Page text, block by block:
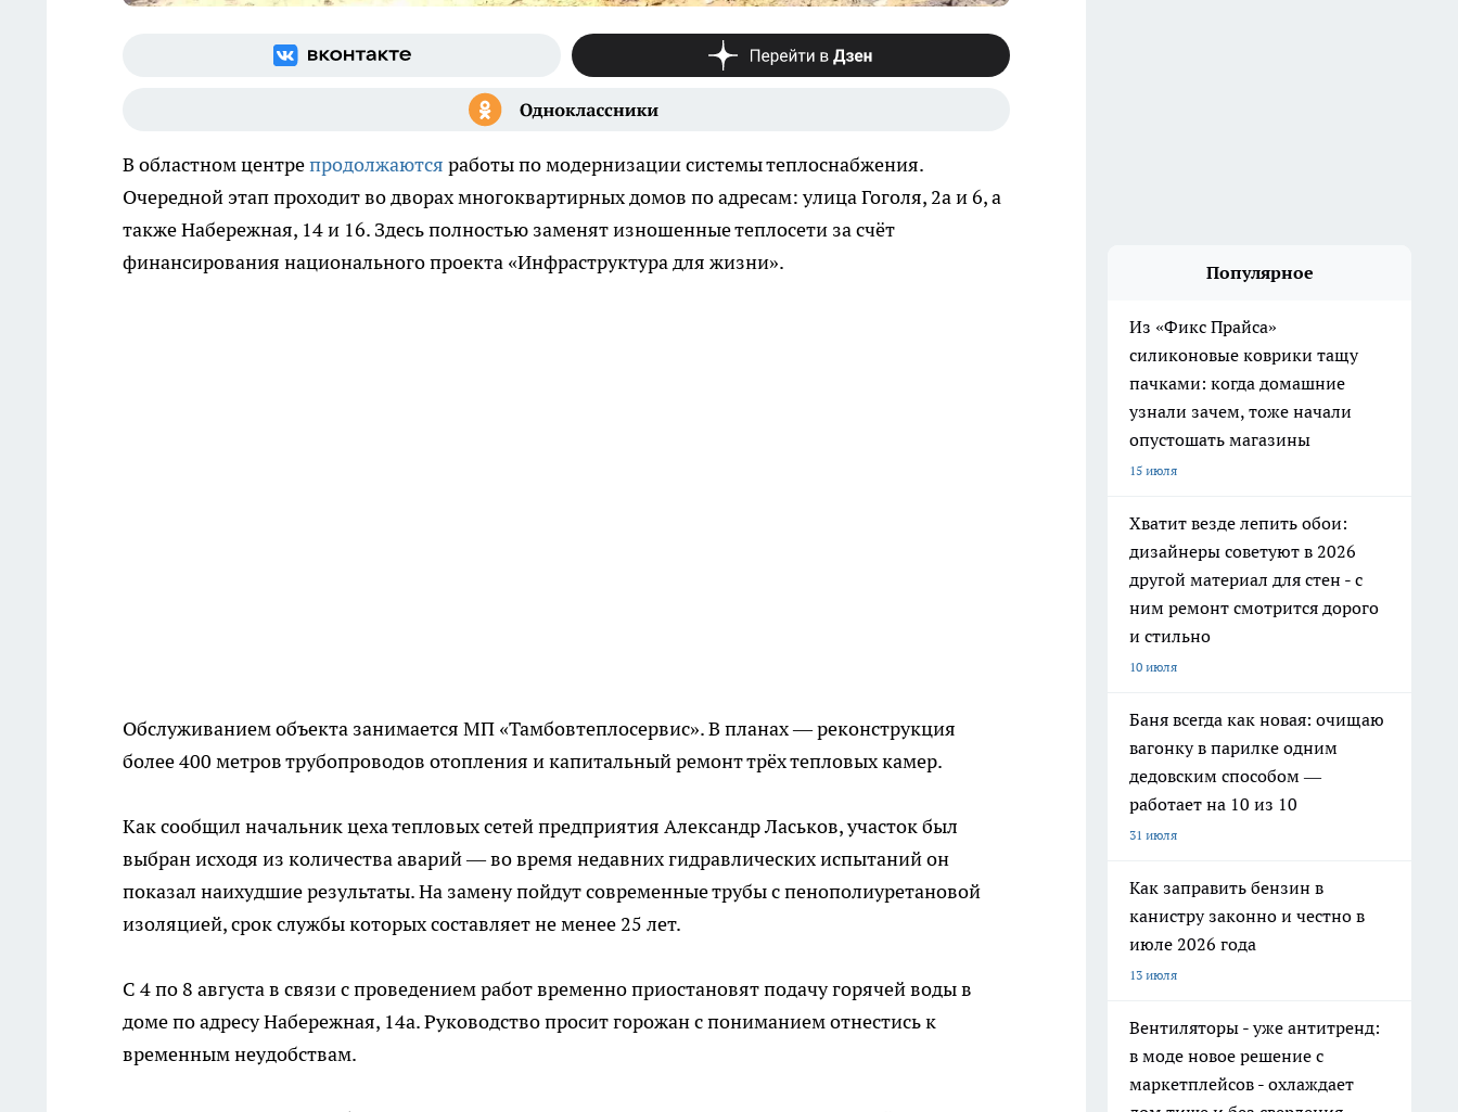
В областном центрепродолжаются работы по модернизации системы теплоснабжения.
Очередной этап проходит во дворах многоквартирных домов по адресам: улица Гоголя, 2а и 6, а
также Набережная, 14 и 16. Здесь полностью заменят изношенные теплосети за счёт
финансирования национального проекта «Инфраструктура для жизни».
Обслуживанием объекта занимается МП «Тамбовтеплосервис». В планах — реконструкция
более 400 метров трубопроводов отопления и капитальный ремонт трёх тепловых камер.
Как сообщил начальник цеха тепловых сетей предприятия Александр Ласьков, участок был
выбран исходя из количества аварий — во время недавних гидравлических испытаний он
показал наихудшие результаты. На замену пойдут современные трубы с пенополиуретановой
изоляцией, срок службы которых составляет не менее 25 лет.
С 4 по 8 августа в связи с проведением работ временно приостановят подачу горячей воды в
доме по адресу Набережная, 14а. Руководство просит горожан с пониманием отнестись к
временным неудобствам.
Популярное
Из «Фикс Прайса»
силиконовые коврики тащу
пачками: когда домашние
узнали зачем, тоже начали
опустошать магазины
15 июля
Хватит везде лепить обои:
дизайнеры советуют в 2026
другой материал для стен - с
ним ремонт смотрится дорого
и стильно
10 июля
Баня всегда как новая: очищаю
вагонку в парилке одним
дедовским способом —
работает на 10 из 10
31 июля
Как заправить бензин в
канистру законно и честно в
июле 2026 года
13 июля
Вентиляторы - уже антитренд:
в моде новое решение с
маркетплейсов - охлаждает